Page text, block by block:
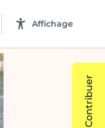
Affichage
Contribuer